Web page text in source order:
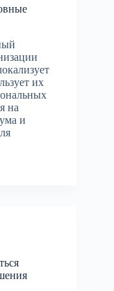
их
на
и